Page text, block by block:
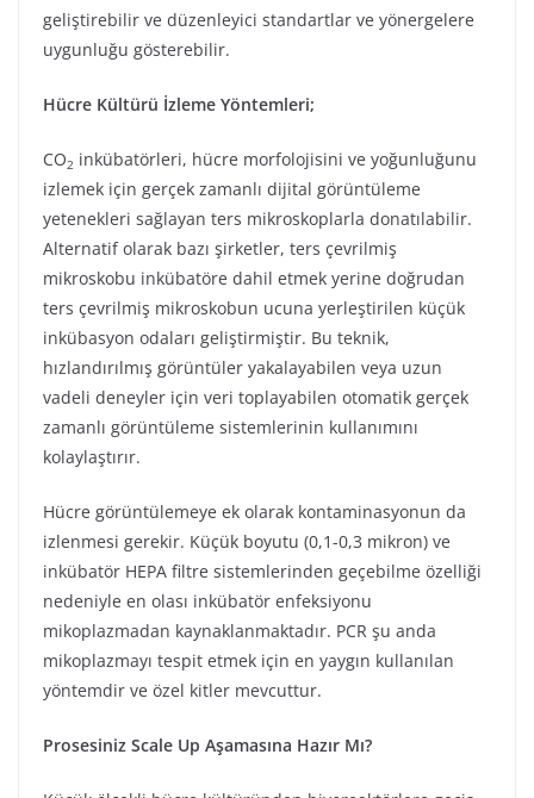
geliştirebilir ve düzenleyici standartlar ve yönergelere
uygunluğu gösterebilir.
Hücre Kültürü İzleme Yöntemleri;
CO2 inkübatörleri, hücre morfolojisini ve yoğunluğunu
izlemek için gerçek zamanlı dijital görüntüleme
yetenekleri sağlayan ters mikroskoplarla donatılabilir.
Alternatif olarak bazı şirketler, ters çevrilmiş
mikroskobu inkübatöre dahil etmek yerine doğrudan
ters çevrilmiş mikroskobun ucuna yerleştirilen küçük
inkübasyon odaları geliştirmiştir. Bu teknik,
hızlandırılmış görüntüler yakalayabilen veya uzun
vadeli deneyler için veri toplayabilen otomatik gerçek
zamanlı görüntüleme sistemlerinin kullanımını
kolaylaştırır.
Hücre görüntülemeye ek olarak kontaminasyonun da
izlenmesi gerekir. Küçük boyutu (0,1-0,3 mikron) ve
inkübatör HEPA filtre sistemlerinden geçebilme özelliği
nedeniyle en olası inkübatör enfeksiyonu
mikoplazmadan kaynaklanmaktadır. PCR şu anda
mikoplazmayı tespit etmek için en yaygın kullanılan
yöntemdir ve özel kitler mevcuttur.
Prosesiniz Scale Up Aşamasına Hazır Mı?